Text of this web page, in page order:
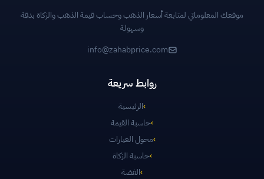
موقعك المعلوماتي لمتابعة أسعار الذهب وحساب قيمة الذهب والزكاة بدقة
وسهولة
info@zahabprice.com
روابط سريعة
›الرئيسية
›حاسبة القيمة
›محول العيارات
›حاسبة الزكاة
›الفضة